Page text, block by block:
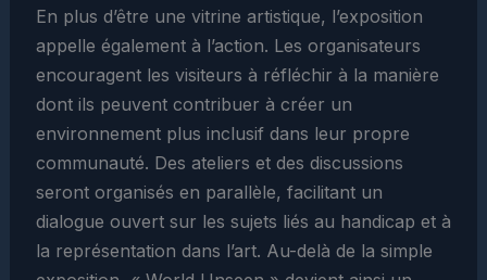
En plus d’être une vitrine artistique, l’exposition
appelle également à l’action. Les organisateurs
encouragent les visiteurs à réfléchir à la manière
dont ils peuvent contribuer à créer un
environnement plus inclusif dans leur propre
communauté. Des ateliers et des discussions
seront organisés en parallèle, facilitant un
dialogue ouvert sur les sujets liés au handicap et à
la représentation dans l’art. Au-delà de la simple